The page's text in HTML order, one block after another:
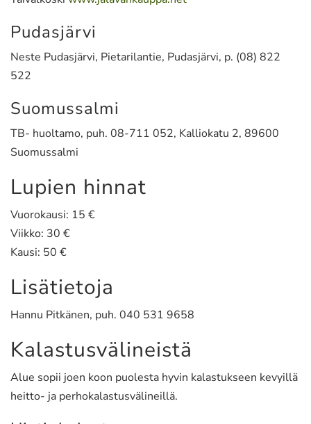
Pudasjärvi
Neste Pudasjärvi, Pietarilantie, Pudasjärvi, p. (08) 822
522
Suomussalmi
TB- huoltamo, puh. 08-711 052, Kalliokatu 2, 89600
Suomussalmi
Lupien hinnat
Vuorokausi: 15 €
Viikko: 30 €
Kausi: 50 €
Lisätietoja
Hannu Pitkänen, puh. 040 531 9658
Kalastusvälineistä
Alue sopii joen koon puolesta hyvin kalastukseen kevyillä
heitto- ja perhokalastusvälineillä.